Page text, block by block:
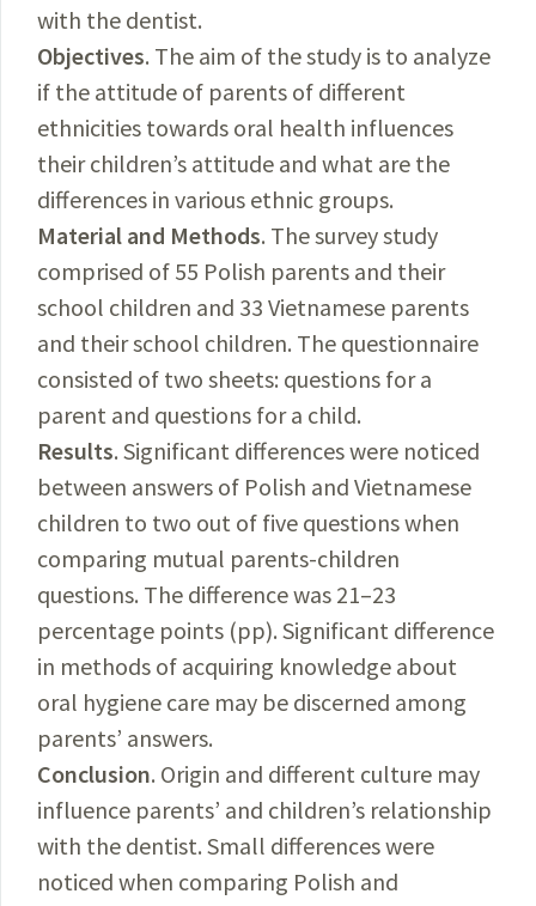
with the dentist.
Objectives. The aim of the study is to analyze
if the attitude of parents of different
ethnicities towards oral health influences
their children’s attitude and what are the
differences in various ethnic groups.
Material and Methods. The survey study
comprised of 55 Polish parents and their
school children and 33 Vietnamese parents
and their school children. The questionnaire
consisted of two sheets: questions for a
parent and questions for a child.
Results. Significant differences were noticed
between answers of Polish and Vietnamese
children to two out of five questions when
comparing mutual parents-children
questions. The difference was 21–23
percentage points (pp). Significant difference
in methods of acquiring knowledge about
oral hygiene care may be discerned among
parents’ answers.
Conclusion. Origin and different culture may
influence parents’ and children’s relationship
with the dentist. Small differences were
noticed when comparing Polish and